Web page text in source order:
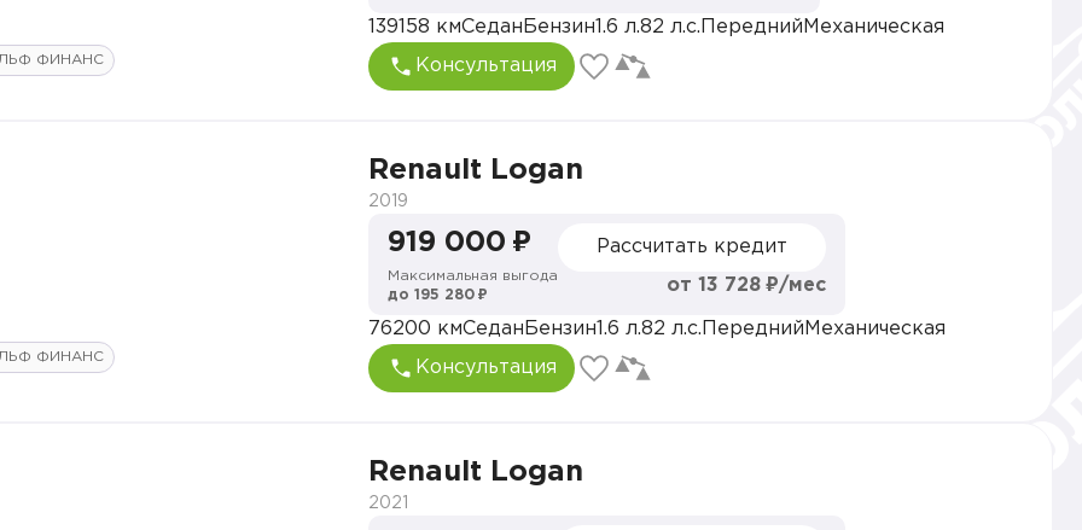
ФИНАНС
139158 кмСедан Бензин 1.6 л.82 л.с. Передний Механическая
Консультация
ФИНАНС
Renault Logan
2019
919 000 ₽
Максимальная выгода
до 195 280 ₽
Рассчитать кредит
от 13 728 ₽/мес
76200 кмСедан Бензин 1.6 л.82 л.с. Передний Механическая
Консультация
Renault Logan
2021